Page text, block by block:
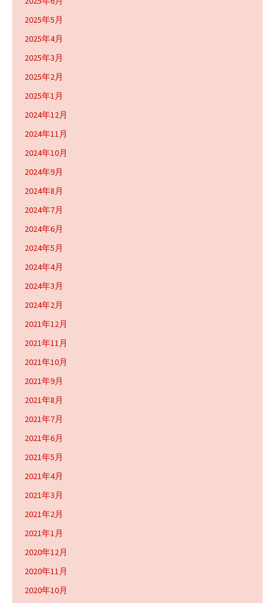
2025年5月
2025年4月
2025年3月
2025年2月
2025年1月
2024年12月
2024年11月
2024年10月
2024年9月
2024年8月
2024年7月
2024年6月
2024年5月
2024年4月
2024年3月
2024年2月
2021年12月
2021年11月
2021年10月
2021年9月
2021年8月
2021年7月
2021年6月
2021年5月
2021年4月
2021年3月
2021年2月
2021年1月
2020年12月
2020年11月
2020年10月